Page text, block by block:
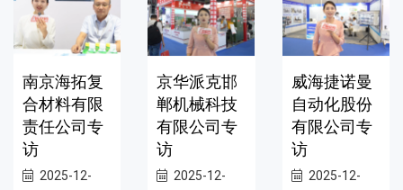
南京海拓复
合材料有限
责任公司专
访
2025-12-
京华派克邯
郸机械科技
有限公司专
访
2025-12-
威海捷诺曼
自动化股份
有限公司专
访
2025-12-